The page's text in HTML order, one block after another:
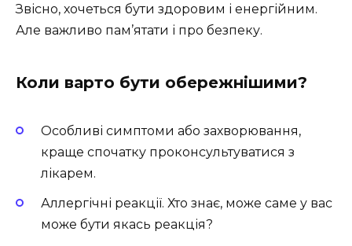
Звісно, хочеться бути здоровим і енергійним.
Але важливо пам’ятати і про безпеку.
Коли варто бути обережнішими?
Особливі симптоми або захворювання,
краще спочатку проконсультуватися з
лікарем.
Аллергічні реакції. Хто знає, може саме у вас
може бути якась реакція?